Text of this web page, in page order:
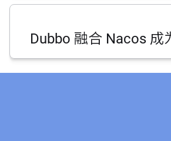
Dubbo 融合 Nacos 成